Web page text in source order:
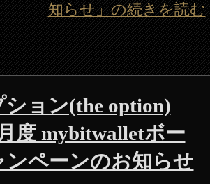
知らせ」の続きを読む
ョン(the option)
度 mybitwalletボー
ンペーンのお知らせ